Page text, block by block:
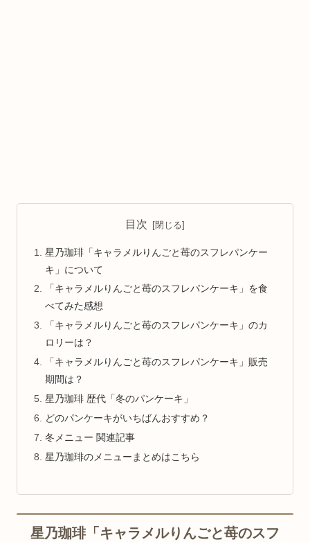
目次
星乃珈琲「キャラメルりんごと苺のスフレパンケー
キ」について
「キャラメルりんごと苺のスフレパンケーキ」を食
べてみた感想
「キャラメルりんごと苺のスフレパンケーキ」のカ
ロリーは？
「キャラメルりんごと苺のスフレパンケーキ」販売
期間は？
星乃珈琲 歴代「冬のパンケーキ」
どのパンケーキがいちばんおすすめ？
冬メニュー 関連記事
星乃珈琲のメニューまとめはこちら
星乃珈琲「キャラメルりんごと苺のスフ